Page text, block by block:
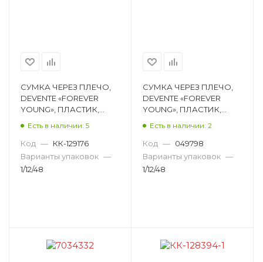
СУМКА ЧЕРЕЗ ПЛЕЧО,
DEVENTE «FOREVER
YOUNG», ПЛАСТИК,
Есть в наличии: 5
Код — КК-129176
Варианты упаковок —
1/12/48
СУМКА ЧЕРЕЗ ПЛЕЧО,
DEVENTE «FOREVER
YOUNG», ПЛАСТИК,
Есть в наличии: 2
Код — 049798
Варианты упаковок —
1/12/48